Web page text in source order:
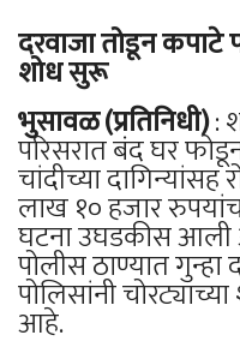
दरवाजा तोडून कपाटे
शोध सुरू
भुसावळ (प्रतिनिधी):
परिसरात बंद घर
चांदीच्या
लाख १० हजार
घटना उघडकीस आली
पोलीस ठाण्यात
पोलिसांनी
आहे.